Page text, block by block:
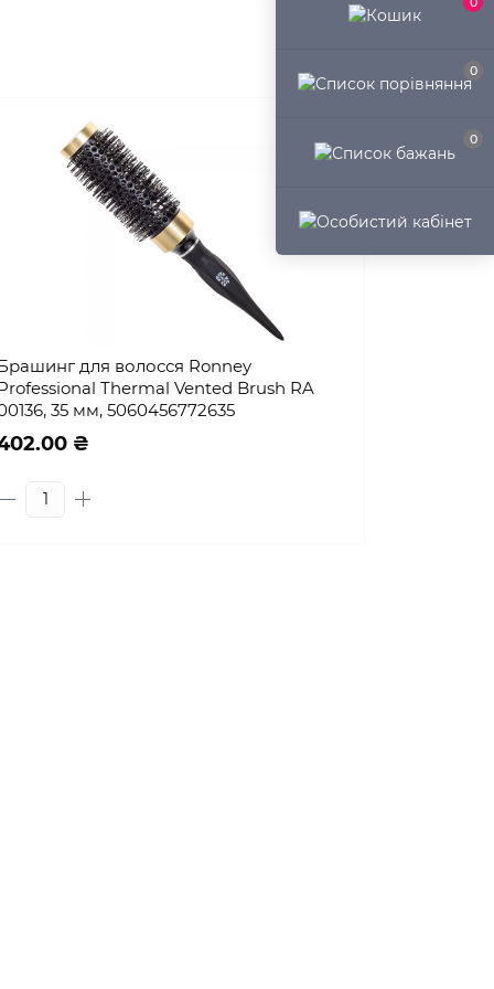
0
0
для волосся Ronney
Thermal Vented Brush RA
35 мм, 5060456772635
₴